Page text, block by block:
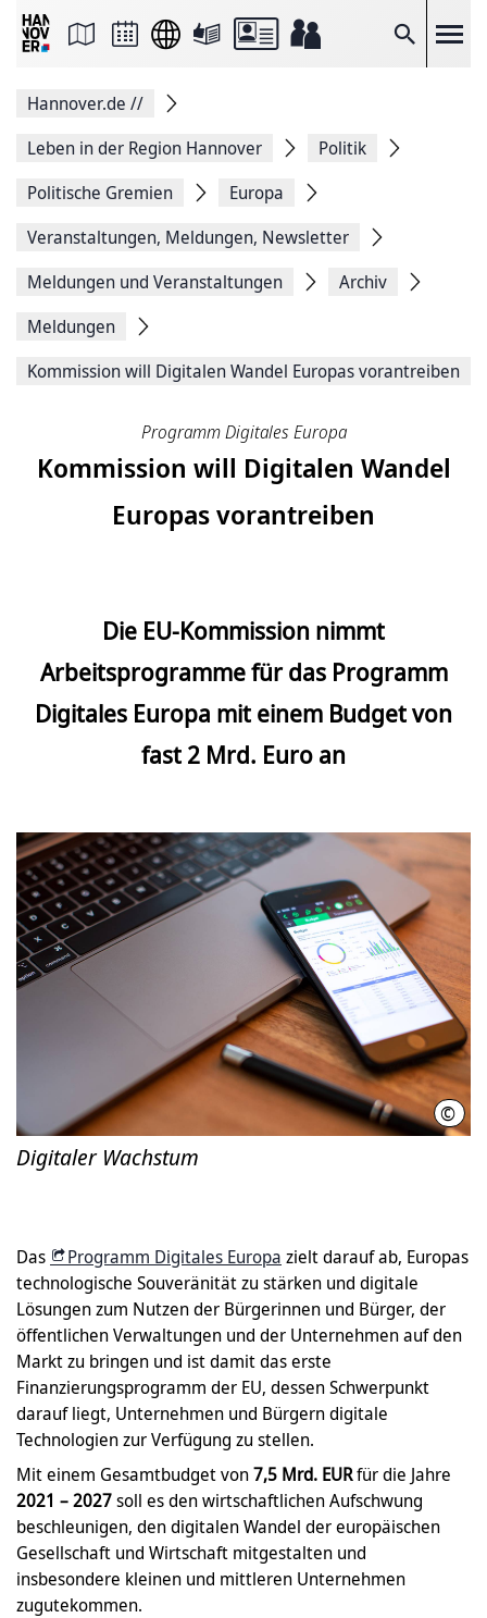
Suche
Seite
Facebook
teilen
Seitenlink
Seite
Hannover.de //
Leben in der Region Hannover
Politik
Politische Gremien
Europa
Veranstaltungen, Meldungen, Newsletter
Meldungen und Veranstaltungen
Archiv
Meldungen
Kommission will Digitalen Wandel Europas vorantreiben
Programm Digitales Europa
Kommission will Digitalen Wandel
Europas vorantreiben
Die EU-Kommission nimmt
Arbeitsprogramme für das Programm
Digitales Europa mit einem Budget von
fast 2 Mrd. Euro an
©
Digitaler Wachstum
Das Programm Digitales Europa zielt darauf ab, Europas
technologische Souveränität zu stärken und digitale
Lösungen zum Nutzen der Bürgerinnen und Bürger, der
öffentlichen Verwaltungen und der Unternehmen auf den
Markt zu bringen und ist damit das erste
Finanzierungsprogramm der EU, dessen Schwerpunkt
darauf liegt, Unternehmen und Bürgern digitale
Technologien zur Verfügung zu stellen.
Mit einem Gesamtbudget von7,5 Mrd. EURfür die Jahre
2021 – 2027soll es den wirtschaftlichen Aufschwung
beschleunigen, den digitalen Wandel der europäischen
Gesellschaft und Wirtschaft mitgestalten und
insbesondere kleinen und mittleren Unternehmen
zugutekommen.